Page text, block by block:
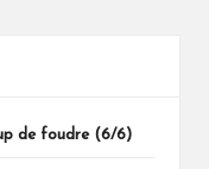
de foudre (6/6)